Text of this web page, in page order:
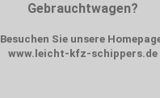
Gebrauchtwagen?
Besuchen Sie unsere
www.leicht-kfz-schippers.de